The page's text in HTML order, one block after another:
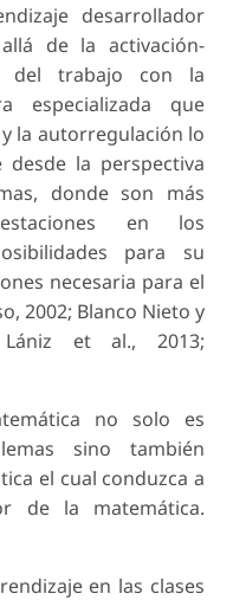
desarrollador
de la activación-
del trabajo con la
especializada que
la autorregulación lo
la perspectiva
donde son más
en los
para su
necesaria para el
2002; Blanco Nieto y
Lániz et al., 2013;
no solo es
sino también
el cual conduzca a
de la matemática.
en las clases